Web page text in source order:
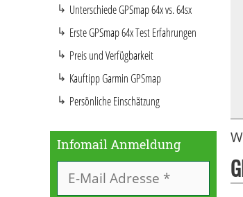
Unterschiede GPSmap 64x vs. 64sx
Erste GPSmap 64x Test Erfahrungen
Preis und Verfügbarkeit
Kauftipp Garmin GPSmap
Persönliche Einschätzung
Infomail Anmeldung